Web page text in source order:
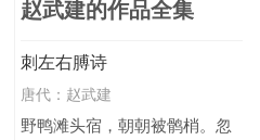
赵武建的作品全集
刺左右膊诗
唐代： 赵武建
野鸭滩头宿，朝朝被鹘梢。忽